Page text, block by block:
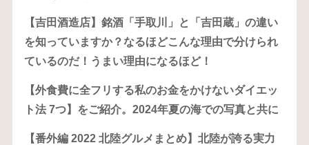
【吉田酒造店】銘酒「手取川」と「吉田蔵」の違い
を知っていますか？なるほどこんな理由で分けられ
ているのだ！うまい理由になるほど！
【外食費に全フリする私のお金をかけないダイエッ
ト法 7つ】をご紹介。2024年夏の海での写真と共に
【番外編 2022 北陸グルメまとめ】北陸が誇る実力